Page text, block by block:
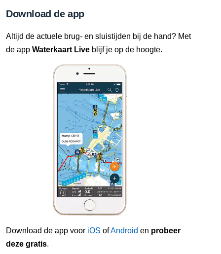
Download de app
Altijd de actuele brug- en sluistijden bij de hand? Met
de app Waterkaart Live blijf je op de hoogte.
Download de app voor iOS ofAndroid en probeer
deze gratis.